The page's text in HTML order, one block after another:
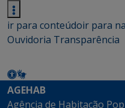
ir para conteúdoir para
Ouvidoria Transparência
AGEHAB
Agência de Habitação